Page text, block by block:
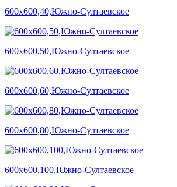
600х600,40,Южно-Султаевское
600х600,50,Южно-Султаевское
600х600,60,Южно-Султаевское
600х600,80,Южно-Султаевское
600х600,100,Южно-Султаевское